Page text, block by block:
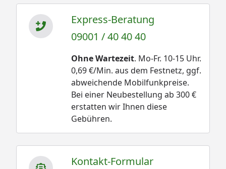
Express-Beratung
09001 / 40 40 40
Ohne Wartezeit. Mo-Fr. 10-15 Uhr.
0,69 €/Min. aus dem Festnetz, ggf.
abweichende Mobilfunkpreise.
Bei einer Neubestellung ab 300 €
erstatten wir Ihnen diese
Gebühren.
Kontakt-Formular